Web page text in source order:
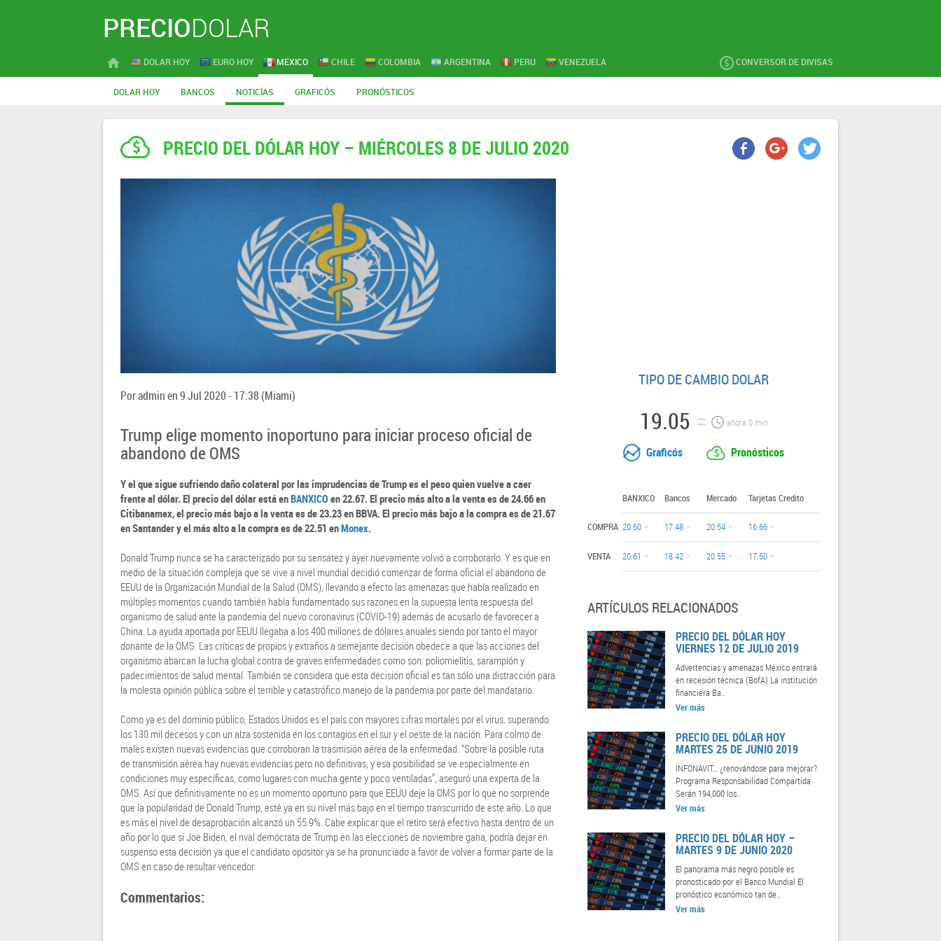
PRECIODOLAR
DOLAR HOY EURO HOY MEXICO CHILE COLOMBIA ARGENTINA PERU VENEZUELA CONVERSOR DE DIVISAS
DOLAR HOY BANCOS NOTICÍAS GRAFICÓS PRONÓSTICOS
PRECIO DEL DÓLAR HOY – MIÉRCOLES 8 DE JULIO 2020
Poradminen9 Jul 2020 - 17:38 (Miami)
Trump elige momento inoportuno para iniciar proceso oficial de
abandono de OMS
Y el que sigue sufriendo daño colateral por las imprudencias de Trump es el peso quien vuelve a caer
frente al dólar. El precio del dólar está enBANXICO en 22.67. El precio más alto a la venta es de 24.66 en
Citibanamex, el precio más bajo a la venta es de 23.23 en BBVA. El precio más bajo a la compra es de 21.67
en Santander y el más alto a la compra es de 22.51 enMonex.
Donald Trump nunca se ha caracterizado por su sensatez y ayer nuevamente volvió a corroborarlo. Y es que en
medio de la situación compleja que se vive a nivel mundial decidió comenzar de forma oficial el abandono de
EEUU de la Organización Mundial de la Salud (OMS), llevando a efecto las amenazas que había realizado en
múltiples momentos cuando también había fundamentado sus razones en la supuesta lenta respuesta del
organismo de salud ante la pandemia del nuevo coronavirus (COVID-19) además de acusarlo de favorecer a
China. La ayuda aportada por EEUU llegaba a los 400 millones de dólares anuales siendo por tanto el mayor
donante de la OMS. Las críticas de propios y extraños a semejante decisión obedece a que las acciones del
organismo abarcan la lucha global contra de graves enfermedades como son: poliomielitis, sarampión y
padecimientos de salud mental. También se considera que esta decisión oficial es tan sólo una distracción para
la molesta opinión pública sobre el terrible y catastrófico manejo de la pandemia por parte del mandatario.
Como ya es del dominio público, Estados Unidos es el país con mayores cifras mortales por el virus, superando
los 130 mil decesos y con un alza sostenida en los contagios en el sur y el oeste de la nación. Para colmo de
males existen nuevas evidencias que corroboran la trasmisión aérea de la enfermedad. “Sobre la posible ruta
de transmisión aérea hay nuevas evidencias pero no definitivas, y esa posibilidad se ve especialmente en
condiciones muy específicas, como lugares con mucha gente y poco ventiladas”, aseguró una experta de la
OMS. Así que definitivamente no es un momento oportuno para que EEUU deje la OMS por lo que no sorprende
que la popularidad de Donald Trump, esté ya en su nivel más bajo en el tiempo transcurrido de este año. Lo que
es más el nivel de desaprobación alcanzó un 55.9%. Cabe explicar que el retiro será efectivo hasta dentro de un
año por lo que si Joe Biden, el rival demócrata de Trump en las elecciones de noviembre gana, podría dejar en
suspenso esta decisión ya que el candidato opositor ya se ha pronunciado a favor de volver a formar parte de la
OMS en caso de resultar vencedor.
Commentarios:
TIPO DE CAMBIO DOLAR
19.05 ahora 0min
Graficós Pronósticos
BANXICO Bancos Mercado Tarjetas Credito
COMPRA 20.60 17.48 20.54 16.66
VENTA 20.61 18.42 20.55 17.50
ARTÍCULOS RELACIONADOS
PRECIO DEL DÓLAR HOY
VIERNES 12 DE JULIO 2019
Advertencias y amenazas México entrará
en recesión técnica (BofA) La institución
financiera Ba..
Ver más
PRECIO DEL DÓLAR HOY
MARTES 25 DE JUNIO 2019
INFONAVIT… ¿renovándose para mejorar?
Programa Responsabilidad Compartida
Serán 194,000 los..
Ver más
PRECIO DEL DÓLAR HOY –
MARTES 9 DE JUNIO 2020
El panorama más negro posible es
pronosticado por el Banco Mundial El
pronóstico económico tan de..
Ver más